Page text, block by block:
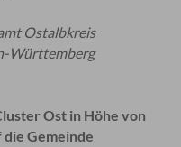
Ostalbkreis
Württemberg
Ost in Höhe von
Gemeinde